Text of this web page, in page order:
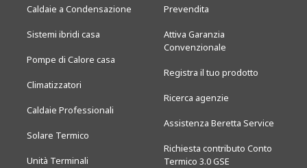
Caldaie a Condensazione
Sistemi ibridi casa
Pompe di Calore casa
Climatizzatori
Caldaie Professionali
Solare Termico
Unità Terminali
Prevendita
Attiva Garanzia
Convenzionale
Registra il tuo prodotto
Ricerca agenzie
Assistenza Beretta Service
Richiesta contributo Conto
Termico 3.0 GSE